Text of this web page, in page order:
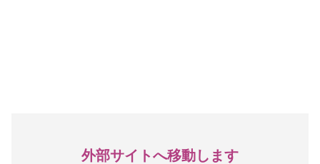
外部サイトへ移動します